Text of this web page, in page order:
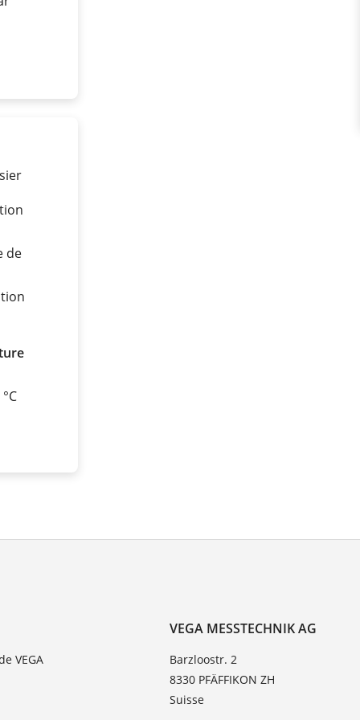
de
VEGA
VEGA MESSTECHNIK AG
Barzloostr. 2
8330 PFÄFFIKON ZH
Suisse